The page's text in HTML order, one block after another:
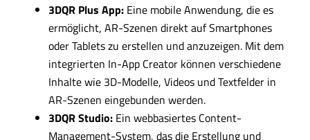
3DQR Plus App: Eine mobile Anwendung, die es
ermöglicht, AR-Szenen direkt auf Smartphones
oder Tablets zu erstellen und anzuzeigen. Mit dem
integrierten In-App Creator können verschiedene
Inhalte wie 3D-Modelle, Videos und Textfelder in
AR-Szenen eingebunden werden.
3DQR Studio: Ein webbasiertes Content-
Management-System, das die Erstellung und